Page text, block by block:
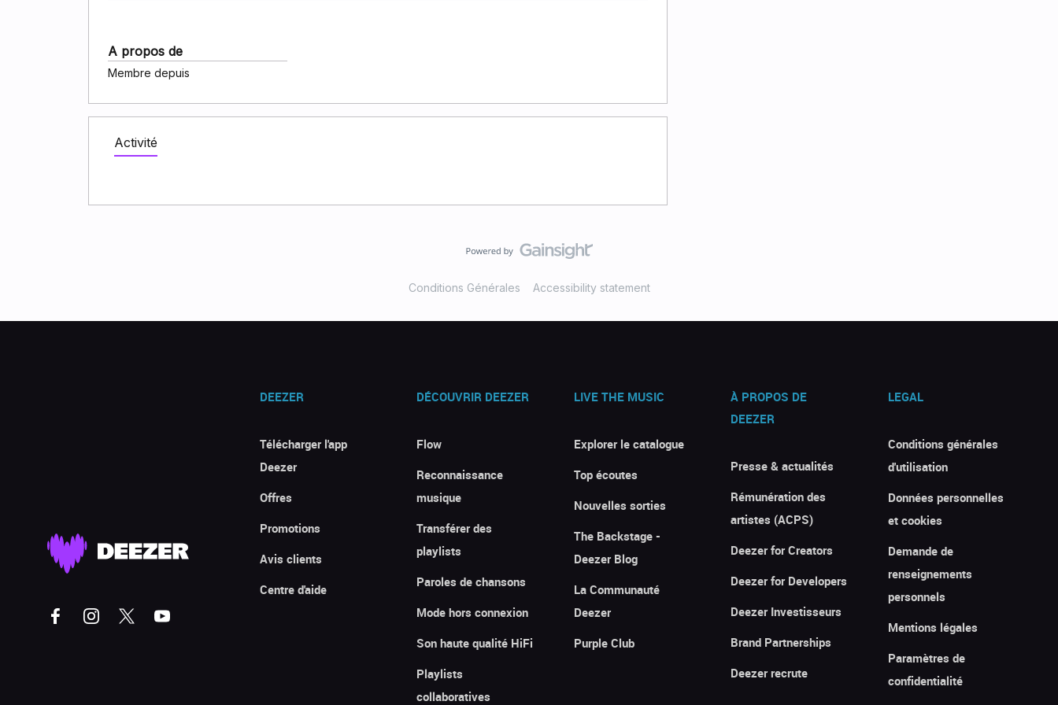
A propos de
Membre depuis
Activité
Conditions Générales Accessibility statement
DEEZER
Télécharger l'app
Deezer
Offres
Promotions
Avis clients
Centre d'aide
DÉCOUVRIR DEEZER
Flow
Reconnaissance
musique
Transférer des
playlists
Paroles de chansons
Mode hors connexion
Son haute qualité HiFi
Playlists
collaboratives
LIVE THE MUSIC
Explorer le catalogue
Top écoutes
Nouvelles sorties
The Backstage -
Deezer Blog
La Communauté
Deezer
Purple Club
À PROPOS DE
DEEZER
Presse & actualités
Rémunération des
artistes (ACPS)
Deezer for Creators
Deezer for Developers
Deezer Investisseurs
Brand Partnerships
Deezer recrute
LEGAL
Conditions générales
d'utilisation
Données personnelles
et cookies
Demande de
renseignements
personnels
Mentions légales
Paramètres de
confidentialité